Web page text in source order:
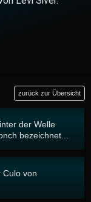
zurück zur Übersicht
der Welle
bezeichnet...
Culo von